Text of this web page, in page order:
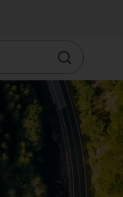
Otsin